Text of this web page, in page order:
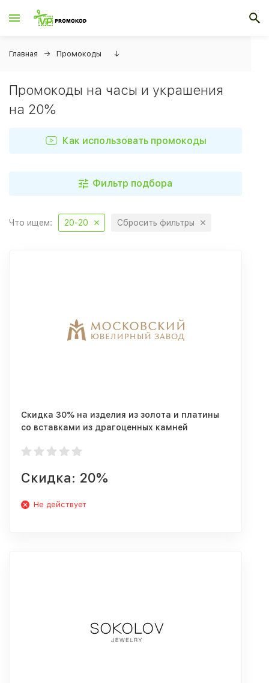
Главная Промокоды ↓
Промокоды на часы и украшения
на 20%
Как использовать промокоды
Фильтр подбора
Что ищем: 20-20 Сбросить фильтры
Скидка 30% на изделия из золота и платины
со вставками из драгоценных камней
Скидка: 20%
Не действует